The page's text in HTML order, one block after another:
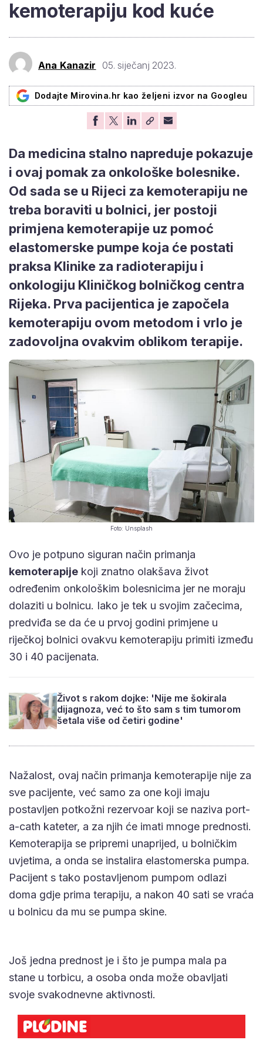
kemoterapiju kod kuće
Ana Kanazir 05. siječanj 2023.
Dodajte Mirovina.hr kao željeni izvor na Googleu
Da medicina stalno napreduje pokazuje
i ovaj pomak za onkološke bolesnike.
Od sada se u Rijeci za kemoterapiju ne
treba boraviti u bolnici, jer postoji
primjena kemoterapije uz pomoć
elastomerske pumpe koja će postati
praksa Klinike za radioterapiju i
onkologiju Kliničkog bolničkog centra
Rijeka. Prva pacijentica je započela
kemoterapiju ovom metodom i vrlo je
zadovoljna ovakvim oblikom terapije.
Foto: Unsplash
Ovo je potpuno siguran način primanja
kemoterapije koji znatno olakšava život
određenim onkološkim bolesnicima jer ne moraju
dolaziti u bolnicu. Iako je tek u svojim začecima,
predviđa se da će u prvoj godini primjene u
riječkoj bolnici ovakvu kemoterapiju primiti između
30 i 40 pacijenata.
Život s rakom dojke: 'Nije me šokirala
dijagnoza, već to što sam s tim tumorom
šetala više od četiri godine'
Nažalost, ovaj način primanja kemoterapije nije za
sve pacijente, već samo za one koji imaju
postavljen potkožni rezervoar koji se naziva port-
a-cath kateter, a za njih će imati mnoge prednosti.
Kemoterapija se pripremi unaprijed, u bolničkim
uvjetima, a onda se instalira elastomerska pumpa.
Pacijent s tako postavljenom pumpom odlazi
doma gdje prima terapiju, a nakon 40 sati se vraća
u bolnicu da mu se pumpa skine.
Još jedna prednost je i što je pumpa mala pa
stane u torbicu, a osoba onda može obavljati
svoje svakodnevne aktivnosti.